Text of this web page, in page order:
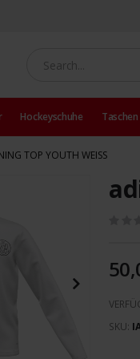
Hockeyschuhe Taschen
TOP YOUTH WEISS
SKU